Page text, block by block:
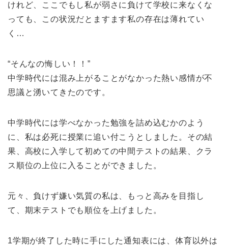
けれど、ここでもし私が弱さに負けて学校に来なくな
っても、この状況だとますます私の存在は薄れてい
く…
“そんなの悔しい！！”
中学時代には混み上がることがなかった熱い感情が不
思議と湧いてきたのです。
中学時代には学べなかった勉強を詰め込むかのよう
に、私は必死に授業に追い付こうとしました。その結
果、高校に入学して初めての中間テストの結果、クラ
ス順位の上位に入ることができました。
元々、負けず嫌い気質の私は、もっと高みを目指し
て、期末テストでも順位を上げました。
1学期が終了した時に手にした通知表には、体育以外は